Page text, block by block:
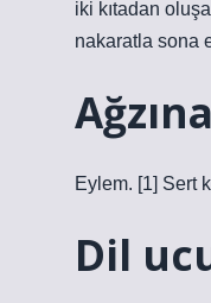
iki kıtadan
nakaratla sona
Eylem. [1] Sert
Dil